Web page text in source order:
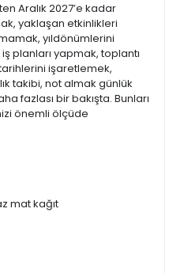
Aralık 2027’e kadar
yaklaşan etkinlikleri
yıldönümlerini
planları yapmak, toplantı
işaretlemek,
takibi, not almak günlük
fazlası bir bakışta. Bunları
önemli ölçüde
mat kağıt